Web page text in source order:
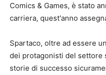
Comics & Games, è stato
carriera, quest'anno
Spartaco, oltre ad essere
dei protagonisti del settore
storie di successo